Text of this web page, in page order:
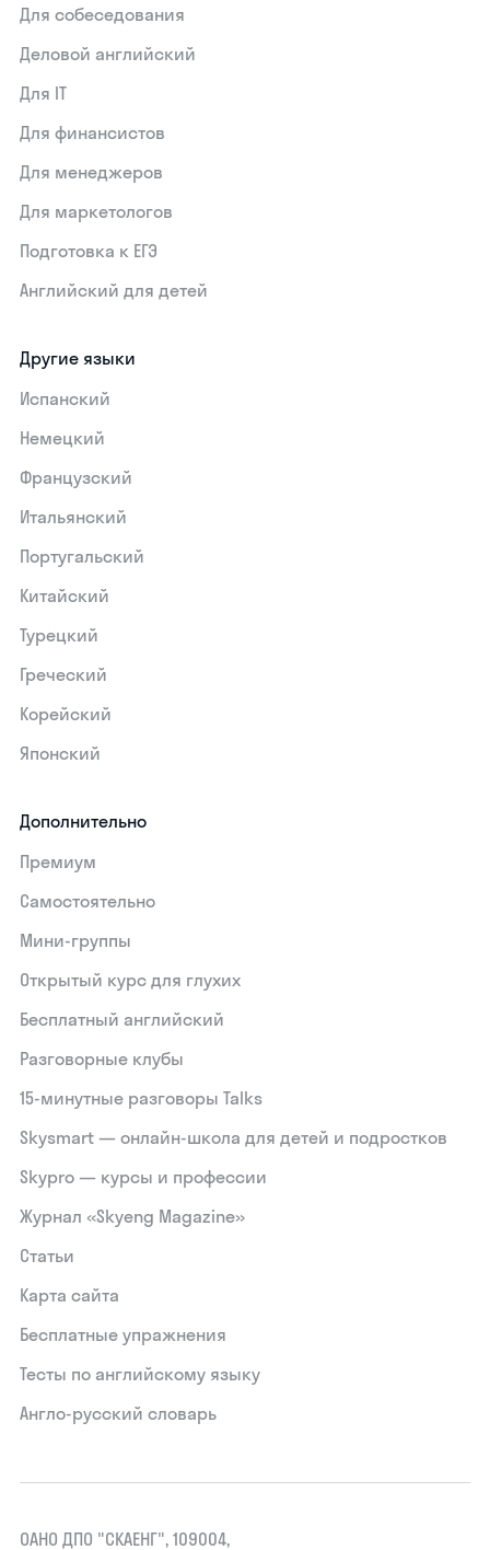
Для собеседования
Деловой английский
Для IT
Для финансистов
Для менеджеров
Для маркетологов
Подготовка к ЕГЭ
Английский для детей
Другие языки
Испанский
Немецкий
Французский
Итальянский
Португальский
Китайский
Турецкий
Греческий
Корейский
Японский
Дополнительно
Премиум
Самостоятельно
Мини-группы
Открытый курс для глухих
Бесплатный английский
Разговорные клубы
15‑минутные разговоры Talks
Skysmart — онлайн-школа для детей и подростков
Skypro — курсы и профессии
Журнал «Skyeng Magazine»
Статьи
Карта сайта
Бесплатные упражнения
Тесты по английскому языку
Англо-русский словарь
ОАНО ДПО "СКАЕНГ", 109004,